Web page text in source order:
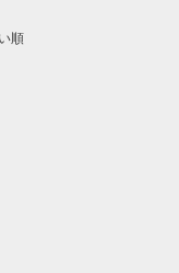
順